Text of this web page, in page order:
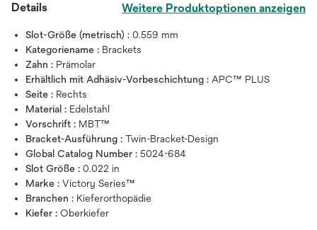
Details Weitere Produktoptionen anzeigen
Slot-Größe (metrisch) : 0.559 mm
Kategoriename : Brackets
Zahn : Prämolar
Erhältlich mit Adhäsiv-Vorbeschichtung : APC™ PLUS
Seite : Rechts
Material : Edelstahl
Vorschrift : MBT™
Bracket-Ausführung : Twin-Bracket-Design
Global Catalog Number : 5024-684
Slot Größe : 0.022 in
Marke : Victory Series™
Branchen : Kieferorthopädie
Kiefer : Oberkiefer